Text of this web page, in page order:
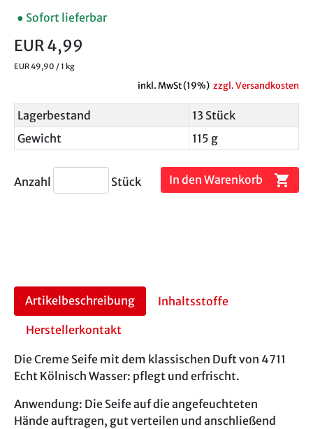
● Sofort lieferbar
EUR 4,99
EUR 49,90 / 1 kg
inkl. MwSt (19%) zzgl. Versandkosten
Lagerbestand
13 Stück
Gewicht
115 g
Anzahl Stück In den Warenkorb shopping_cart
Artikelbeschreibung Inhaltsstoffe
Herstellerkontakt
Die Creme Seife mit dem klassischen Duft von 4711
Echt Kölnisch Wasser: pflegt und erfrischt.
Anwendung: Die Seife auf die angefeuchteten
Hände auftragen, gut verteilen und anschließend